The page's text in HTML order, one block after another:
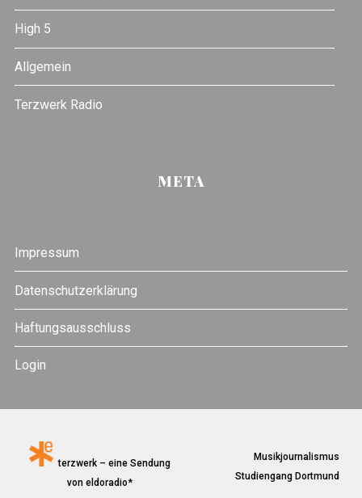
High 5
Allgemein
Terzwerk Radio
META
Impressum
Datenschutzerklärung
Haftungsausschluss
Login
terzwerk – eine Sendung
von eldoradio*
Musikjournalismus
Studiengang Dortmund